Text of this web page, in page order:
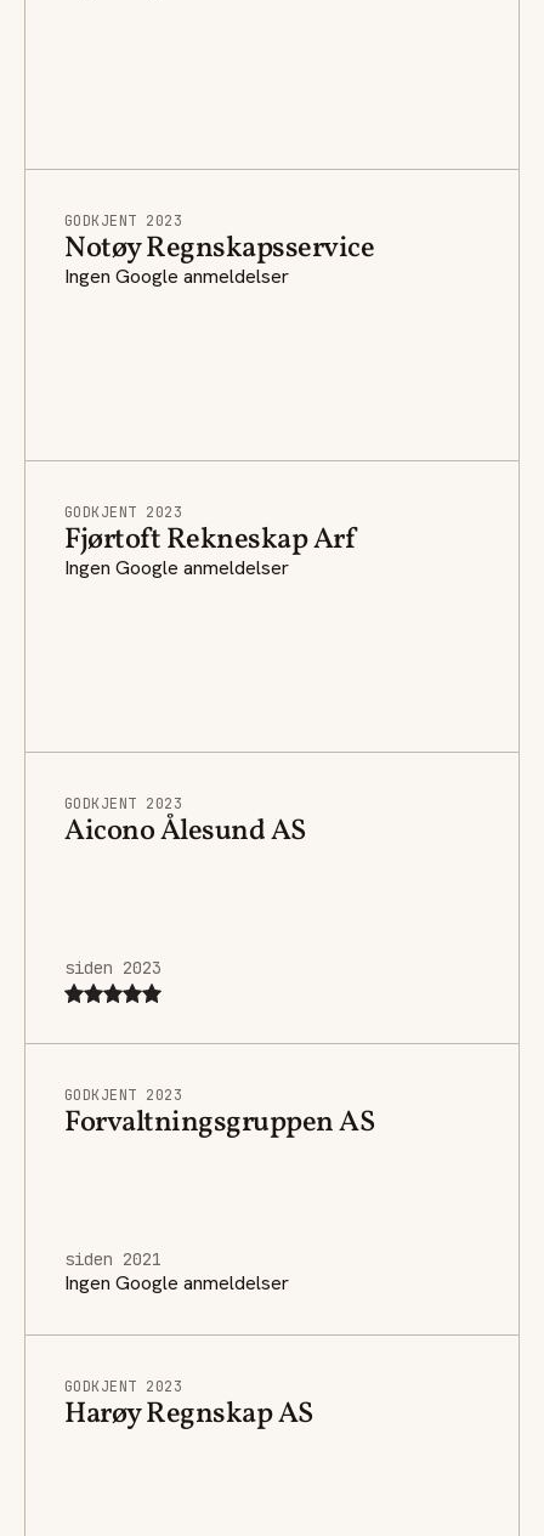
GODKJENT 2023
Notøy Regnskapsservice
Ingen Google anmeldelser
GODKJENT 2023
Fjørtoft Rekneskap Arf
Ingen Google anmeldelser
GODKJENT 2023
Aicono Ålesund AS
siden 2023
GODKJENT 2023
Forvaltningsgruppen AS
siden 2021
Ingen Google anmeldelser
GODKJENT 2023
Harøy Regnskap AS